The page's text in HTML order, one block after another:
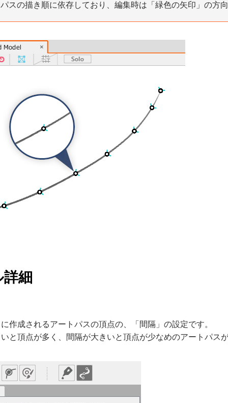
スの描き順に依存しており、編集時は「緑色の矢印」の方
細
作成されるアートパスの頂点の、「間隔」の設定です。
と頂点が多く、間隔が大きいと頂点が少なめのアートパス